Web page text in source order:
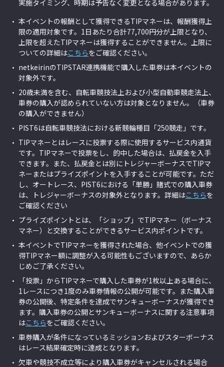
実施タイミング、時期は予告なく変更となる場合があります。
本イベントの報酬として獲得できるTIPマネーは、報酬獲得上
限の適用対象です。1日あたり合計77,700円分が上限となり、
上限を超えたTIPマネーは獲得することができません。上限に
ついての詳細はこちらをご確認ください。
netkeirinのTIPSTAR連携機能で購入した車券は本イベントの
対象外です。
20歳未満を含む、自転車競技法上および小型自動車競走法上、
車券の購入が認められていない方は対象となりません。（車券
の購入ができません）
PIST6は自転車競技法における新競輪種目「250競走」です。
TIPマネーとはレースに投票する際に使用するサービス内通貨
です。TIPマネーで投票をし、的中した場合は、払戻金を入手
できます。また、払戻金とは別にトレジャーボーナスでTIPマ
ネーまたはプライズポイントを入手することが可能です。ただ
し、オートレース、PIST6における「単勝」賭式での購入車券
は、トレジャーボーナスの対象外となります。詳細はこちらを
ご確認ください
プライズポイントとは、「ショップ」でTIPマネー（ボーナス
マネー）と交換することができるサービス内ポイントです。
本イベントでTIPマネーを獲得された場合、他イベントでの獲
得TIPマネー額に調整が入る可能性もございますので、あらか
じめご了承ください。
「投票」からTIPマネーで購入した車券が1枚以上ある場合に、
1レースにつき1度のみ車券情報の公開が可能です。また購入車
券の公開後、特定条件を達成でサンキューボーナスが獲得でき
ます。購入車券の公開とサンキューボーナスに関する注意事項
はこちらをご確認ください。
車券購入が条件になっているミッションおよびスターボーナス
はレース結果確定時に達成となります。
欠車や競技不成立等により購入車券がキャンセルされる場合